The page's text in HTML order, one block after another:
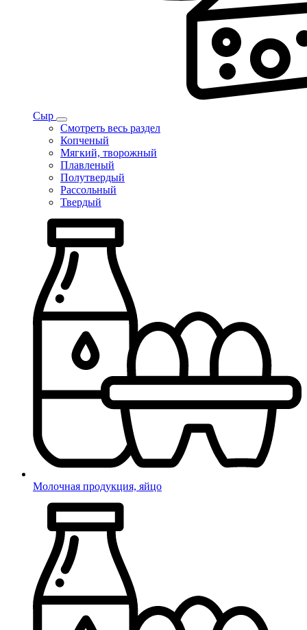
Сыр
Смотреть весь раздел
Копченый
Мягкий, творожный
Плавленый
Полутвердый
Рассольный
Твердый
Молочная продукция, яйцо